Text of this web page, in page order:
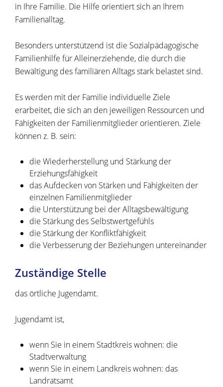
in Ihre Familie. Die Hilfe orientiert sich an Ihrem
Familienalltag.
Besonders unterstützend ist die Sozialpädagogische
Familienhilfe für Alleinerziehende, die durch die
Bewältigung des familiären Alltags stark belastet sind.
Es werden mit der Familie individuelle Ziele
erarbeitet, die sich an den jeweiligen Ressourcen und
Fähigkeiten der Familien­mitglieder orientieren. Ziele
können z. B. sein:
die Wiederherstellung und Stärkung der
Erziehungsfähigkeit
das Aufdecken von Stärken und Fähigkeiten der
einzelnen Familienmitglieder
die Unterstützung bei der Alltagsbewältigung
die Stärkung des Selbstwertgefühls
die Stärkung der Konfliktfähigkeit
die Verbesserung der Beziehungen untereinander
Zuständige Stelle
das örtliche Jugendamt.
Jugendamt ist,
wenn Sie in einem Stadtkreis wohnen: die
Stadtverwaltung
wenn Sie in einem Landkreis wohnen: das
Landratsamt